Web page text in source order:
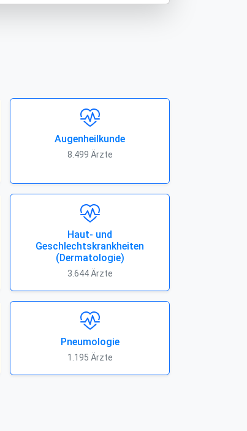
Augenheilkunde
8.499 Ärzte
Haut- und
Geschlechtskrankheiten
(Dermatologie)
3.644 Ärzte
Pneumologie
1.195 Ärzte